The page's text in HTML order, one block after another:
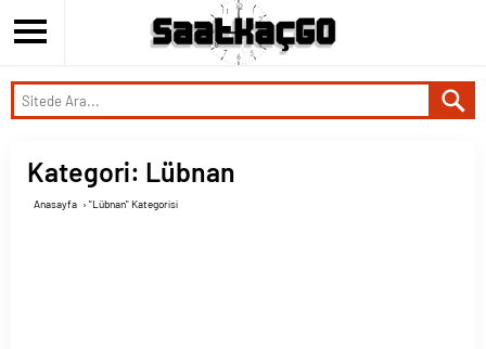
Kategori: Lübnan
Anasayfa › "Lübnan" Kategorisi